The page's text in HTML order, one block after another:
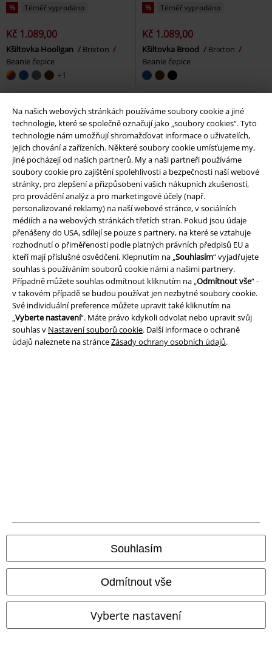
Na našich webových stránkách používáme soubory cookie a jiné
technologie, které se společně označují jako „soubory cookies“. Tyto
technologie nám umožňují shromažďovat informace o uživatelích,
jejich chování a zařízeních. Některé soubory cookie umísťujeme my,
jiné pocházejí od našich partnerů. My a naši partneři používáme
soubory cookie pro zajištění spolehlivosti a bezpečnosti naší webové
stránky, pro zlepšení a přizpůsobení vašich nákupních zkušeností,
pro provádění analýz a pro marketingové účely (např.
personalizované reklamy) na naší webové stránce, v sociálních
médiích a na webových stránkách třetích stran. Pokud jsou údaje
přenášeny do USA, sdílejí se pouze s partnery, na které se vztahuje
rozhodnutí o přiměřenosti podle platných právních předpisů EU a
kteří mají příslušné osvědčení. Klepnutím na „Souhlasím“ vyjadřujete
souhlas s používáním souborů cookie námi a našimi partnery.
Případně můžete souhlas odmítnout kliknutím na „Odmítnout vše“ -
v takovém případě se budou používat jen nezbytné soubory cookie.
Své individuální preference můžete upravit také kliknutím na
„Vyberte nastavení“. Máte právo kdykoli odvolat nebo upravit svůj
souhlas v Nastavení souborů cookie. Další informace o ochraně
údajů naleznete na stránceZásady ochrany osobních údajů.
Souhlasím
Odmítnout vše
Vyberte nastavení
% Téměř vyprodáno
Kč 1.089,00
Kšiltovka Hooligan
Brixton
Beanie čepice
+1
% Téměř vyprodáno
Kč 1.089,00
Kšiltovka Brood
Brixton
Beanie čepice
% Téměř vyprodáno
Kč 1.169,00
% Téměř vyprodáno
Kč 949,00